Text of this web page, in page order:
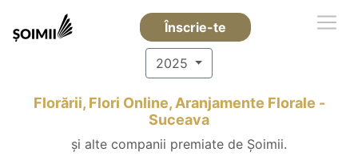
Înscrie-te
2025
Florării, Flori Online, Aranjamente Florale -
Suceava
și alte companii premiate de Șoimii.